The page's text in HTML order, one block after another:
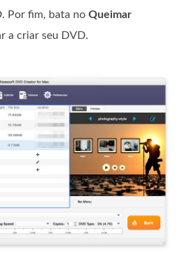
Por fim, bata no Queimar
a criar seu DVD.